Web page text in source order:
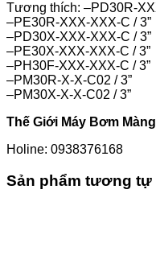
Tương thích: –PD30R-
–PE30R-XXX-XXX-C / 3”
–PD30X-XXX-XXX-C / 3”
–PE30X-XXX-XXX-C / 3”
–PH30F-XXX-XXX-C / 3”
–PM30R-X-X-C02 / 3”
–PM30X-X-X-C02 / 3”
Thế Giới Máy Bơm Màng
Holine: 0938376168
Sản phẩm tương tự